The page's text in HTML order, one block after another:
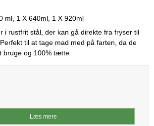
ml, 1 X 640ml, 1 X 920ml
i rustfrit stål, der kan gå direkte fra fryser til
til at tage mad med på farten, da de
bruge og 100% tætte
Læs mere